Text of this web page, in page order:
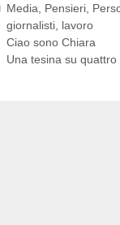
Categorie
Media Pensieri,
Tag
giornalisti, lavoro
Ciao sono Chiara
Una tesina su